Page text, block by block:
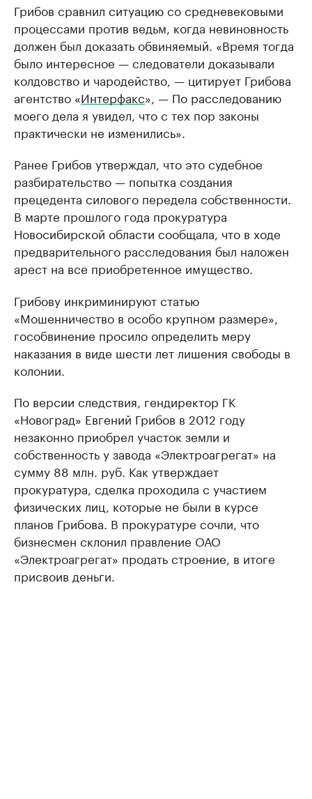
Грибов сравнил ситуацию со средневековыми
процессами против ведьм, когда невиновность
должен был доказать обвиняемый. «Время тогда
было интересное — следователи доказывали
колдовство и чародейство, — цитирует Грибова
агентство «Интерфакс», — По расследованию
моего дела я увидел, что с тех пор законы
практически не изменились».
Ранее Грибов утверждал, что это судебное
разбирательство — попытка создания
прецедента силового передела собственности.
В марте прошлого года прокуратура
Новосибирской области сообщала, что в ходе
предварительного расследования был наложен
арест на все приобретенное имущество.
Грибову инкриминируют статью
«Мошенничество в особо крупном размере»,
гособвинение просило определить меру
наказания в виде шести лет лишения свободы в
колонии.
По версии следствия, гендиректор ГК
«Новоград» Евгений Грибов в 2012 году
незаконно приобрел участок земли и
собственность у завода «Электроагрегат» на
сумму 88 млн. руб. Как утверждает
прокуратура, сделка проходила с участием
физических лиц, которые не были в курсе
планов Грибова. В прокуратуре сочли, что
бизнесмен склонил правление ОАО
«Электроагрегат» продать строение, в итоге
присвоив деньги.